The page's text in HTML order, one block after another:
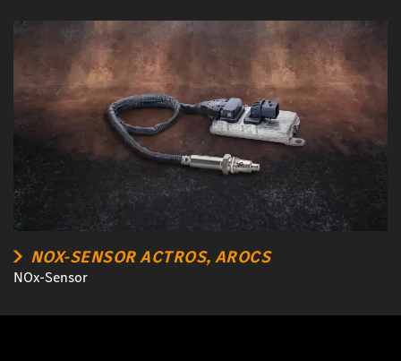
NOX-SENSOR ACTROS, AROCS
NOx-Sensor